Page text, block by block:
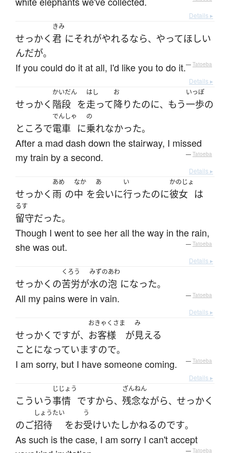
Details ▸
せっかく
きみ
君 にそれがやれるなら、 やってほしい
んだが。
If you could do it at all, I'd like you to do it.— Tatoeba
Details ▸
せっかく
かいだん
階段 を
はし
走って
お
降りたのに、 もう
いっぽ
一歩の
ところで
でんしゃ
電車 に
の
乗れなかった。
After a mad dash down the stairway, I missed
my train by a second.
— Tatoeba
Details ▸
せっかく
あめ
雨 の
なか
中 を
あ
会いに
い
行ったのに
かのじょ
彼女 は
るす
留守だった。
Though I went to see her all the way in the rain,
she was out.
— Tatoeba
Details ▸
せっかく の
くろう
苦労が
みずのあわ
水の泡 になった。
All my pains were in vain. — Tatoeba
Details ▸
せっかく ですが、
おきゃくさま
お客様 が
み
見える
ことになっていますので。
I am sorry, but I have someone coming. — Tatoeba
Details ▸
こういう
じじょう
事情 ですから、
ざんねん
残念ながら、 せっかく
のご
しょうたい
招待 をお
う
受けいたしかねるのです。
As such is the case, I am sorry I can't accept
— Tatoeba